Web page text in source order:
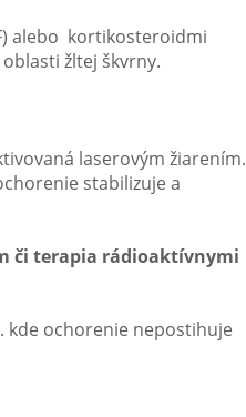
alebo kortikosteroidmi
žltej škvrny.
laserovým žiarením.
stabilizuje a
či terapia rádioaktívnymi
kde ochorenie nepostihuje